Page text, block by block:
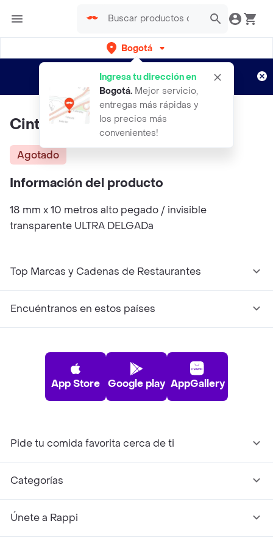
Bogotá
Ingresa tu dirección en
Bogotá. Mejor servicio,
entregas más rápidas y
los precios más
convenientes!
envíos gratis por semanas
Aplican TyC
Cinta Doble Faz Transparente
Agotado
Información del producto
18 mm x 10 metros alto pegado / invisible
transparente ULTRA DELGADa
Top Marcas y Cadenas de Restaurantes
Encuéntranos en estos países
App Store Google play AppGallery
Pide tu comida favorita cerca de ti
Categorías
Únete a Rappi